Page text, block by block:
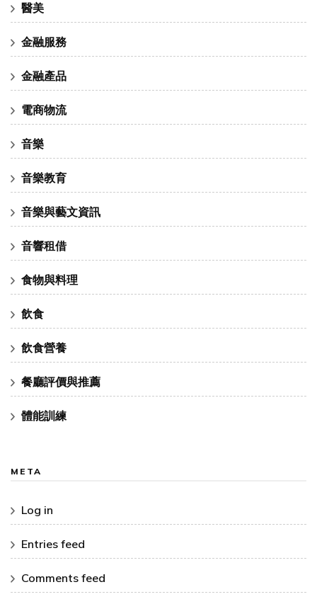
醫美
金融服務
金融產品
電商物流
音樂
音樂教育
音樂與藝文資訊
音響租借
食物與料理
飲食
飲食營養
餐廳評價與推薦
體能訓練
META
Log in
Entries feed
Comments feed